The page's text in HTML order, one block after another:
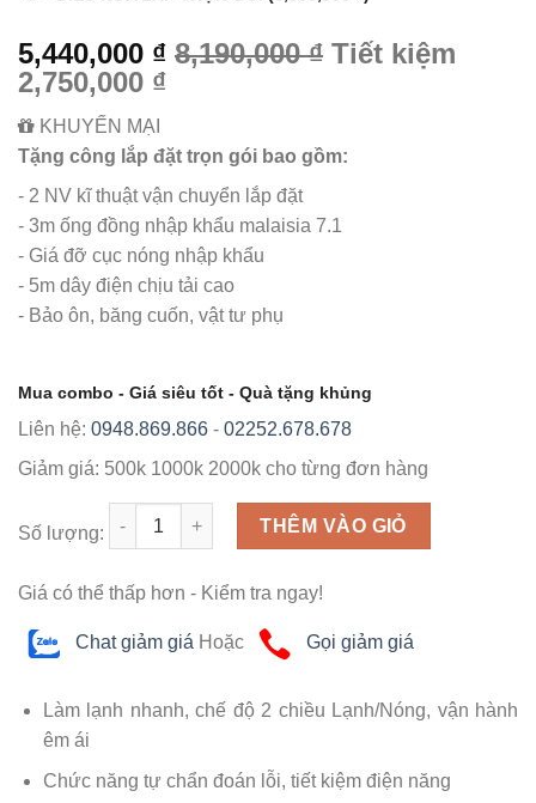
5,440,000 ₫ 8,190,000 ₫ Tiết kiệm
2,750,000 ₫
KHUYẾN MẠI
Tặng công lắp đặt trọn gói bao gồm:
- 2 NV kĩ thuật vận chuyển lắp đặt
- 3m ống đồng nhập khẩu malaisia 7.1
- Giá đỡ cục nóng nhập khẩu
- 5m dây điện chịu tải cao
- Bảo ôn, băng cuốn, vật tư phụ
Mua combo - Giá siêu tốt - Quà tặng khủng
Liên hệ: 0948.869.866 - 02252.678.678
Giảm giá: 500k 1000k 2000k cho từng đơn hàng
Số lượng:
Số lượng THÊM VÀO GIỎ
Giá có thể thấp hơn - Kiểm tra ngay!
Chat giảm giá Hoặc Gọi giảm giá
Làm lạnh nhanh, chế độ 2 chiều Lạnh/Nóng, vận hành
êm ái
Chức năng tự chẩn đoán lỗi, tiết kiệm điện năng